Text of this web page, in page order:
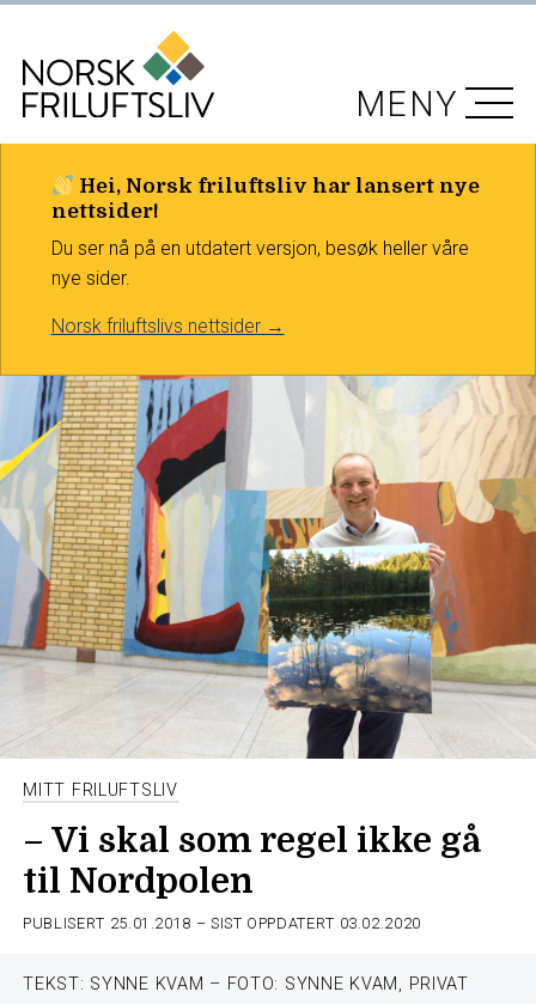
Hei, Norsk friluftsliv har lansert nye
nettsider!
Du ser nå på en utdatert versjon, besøk heller våre
nye sider.
Norsk friluftslivs nettsider →
MENY
MITT FRILUFTSLIV
– Vi skal som regel ikke gå
til Nordpolen
PUBLISERT 25.01.2018 – SIST OPPDATERT 03.02.2020
TEKST: SYNNE KVAM – FOTO: SYNNE KVAM, PRIVAT